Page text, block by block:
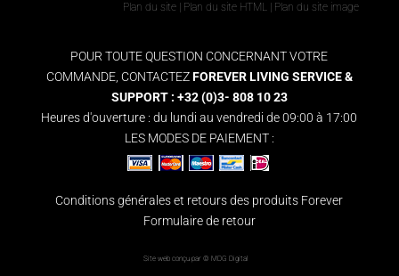
Plan du site
Plan du site HTML Plan du site image
POUR TOUTE QUESTION CONCERNANT VOTRE
COMMANDE, CONTACTEZFOREVER LIVING SERVICE &
SUPPORT : +32 (0)3- 808 10 23
Heures d'ouverture : du lundi au vendredi de 09:00 à 17:00
LES MODES DE PAIEMENT :
Conditions générales et retours des produits Forever
Formulaire de retour
Site web conçu par © MDG Digital